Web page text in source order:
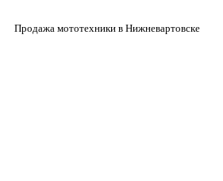
Продажа мототехники в Нижневартовске